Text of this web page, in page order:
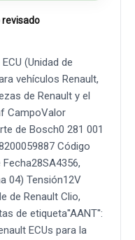
revisado
(Unidad de
vehículos Renault,
de Renault y el
CampoValor
de Bosch0 281 001
Código
04) Tensión12V
de Renault Clio,
de etiqueta''AANT'':
ECUs para la